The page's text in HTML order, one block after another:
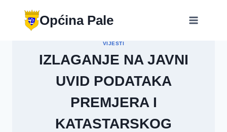
Općina Pale
VIJESTI
IZLAGANJE NA JAVNI
UVID PODATAKA
PREMJERA I
KATASTARSKOG